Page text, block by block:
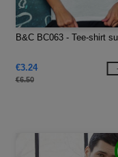
B&C BC063 - Tee-shirt
€3.24
€6.50